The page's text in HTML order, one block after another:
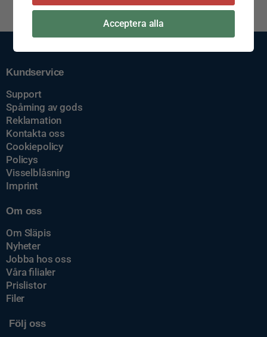
Kundservice
Support
Spårning av gods
Reklamation
Kontakta oss
Cookiepolicy
Policys
Visselblåsning
Imprint
Om oss
Om Släpis
Nyheter
Jobba hos oss
Våra filialer
Prislistor
Filer
Följ oss
Acceptera alla